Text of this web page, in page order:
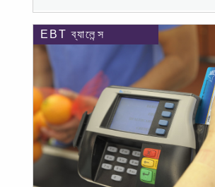
EBT ব্যালেন্স